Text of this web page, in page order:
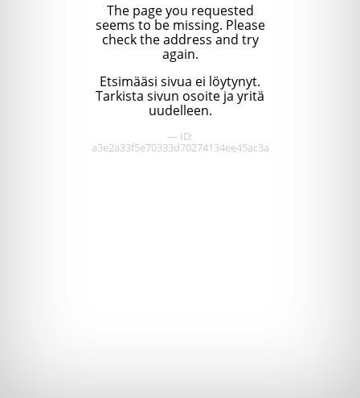
The page you requested
seems to be missing. Please
check the address and try
again.
Etsimääsi sivua ei löytynyt.
Tarkista sivun osoite ja yritä
uudelleen.
— ID:
a3e2a33f5e70333d70274134ee45ac3a